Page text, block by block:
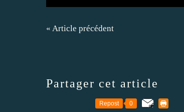
« Article précédent
Partager cet article
Repost 0